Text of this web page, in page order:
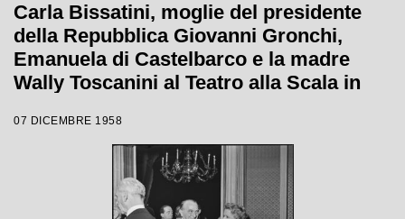
Carla Bissatini, moglie del presidente
della Repubblica Giovanni Gronchi,
Emanuela di Castelbarco e la madre
Wally Toscanini al Teatro alla Scala in
stagione lirica 1958-1959 con l'opera
"Turandot", di Giacomo Puccini, diretta
da Antonino Votto con la regia di
Margherita Wallmann
07 DICEMBRE 1958